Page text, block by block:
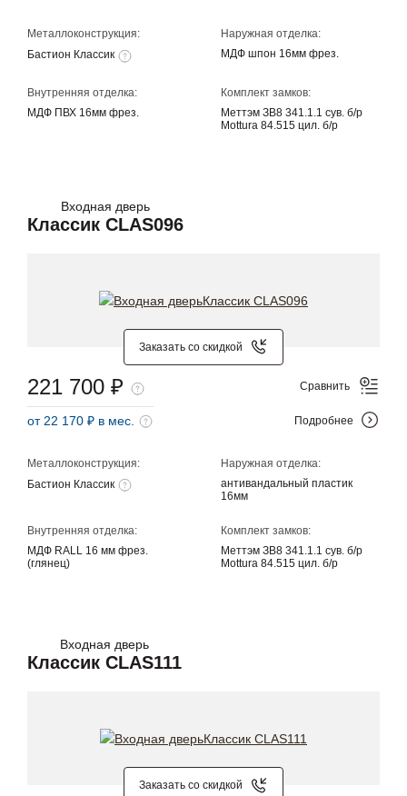
Металлоконструкция:
Бастион Классик
Наружная отделка:
МДФ шпон 16мм фрез.
Внутренняя отделка:
МДФ ПВХ 16мм фрез.
Комплект замков:
Меттэм ЗВ8 341.1.1 сув. б/р
Mottura 84.515 цил. б/р
Входная дверь
Классик CLAS096
Заказать со скидкой
Металлоконструкция:
Бастион Классик
Наружная отделка:
антивандальный пластик
16мм
Внутренняя отделка:
МДФ RALL 16 мм фрез.
(глянец)
Комплект замков:
Меттэм ЗВ8 341.1.1 сув. б/р
Mottura 84.515 цил. б/р
221 700 ₽
от 22 170 ₽ в мес.
Сравнить
Подробнее
Входная дверь
Классик CLAS111
Заказать со скидкой